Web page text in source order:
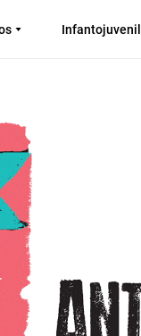
Infantojuvenil